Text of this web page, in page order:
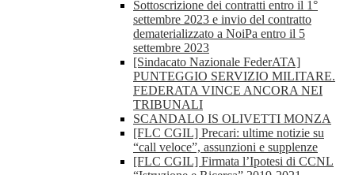
Sottoscrizione dei contratti entro il 1°
settembre 2023 e invio del contratto
dematerializzato a NoiPa entro il 5
settembre 2023
[Sindacato Nazionale FederATA]
PUNTEGGIO SERVIZIO MILITARE.
FEDERATA VINCE ANCORA NEI
TRIBUNALI
SCANDALO IS OLIVETTI MONZA
[FLC CGIL] Precari: ultime notizie su
“call veloce”, assunzioni e supplenze
[FLC CGIL] Firmata l’Ipotesi di CCNL